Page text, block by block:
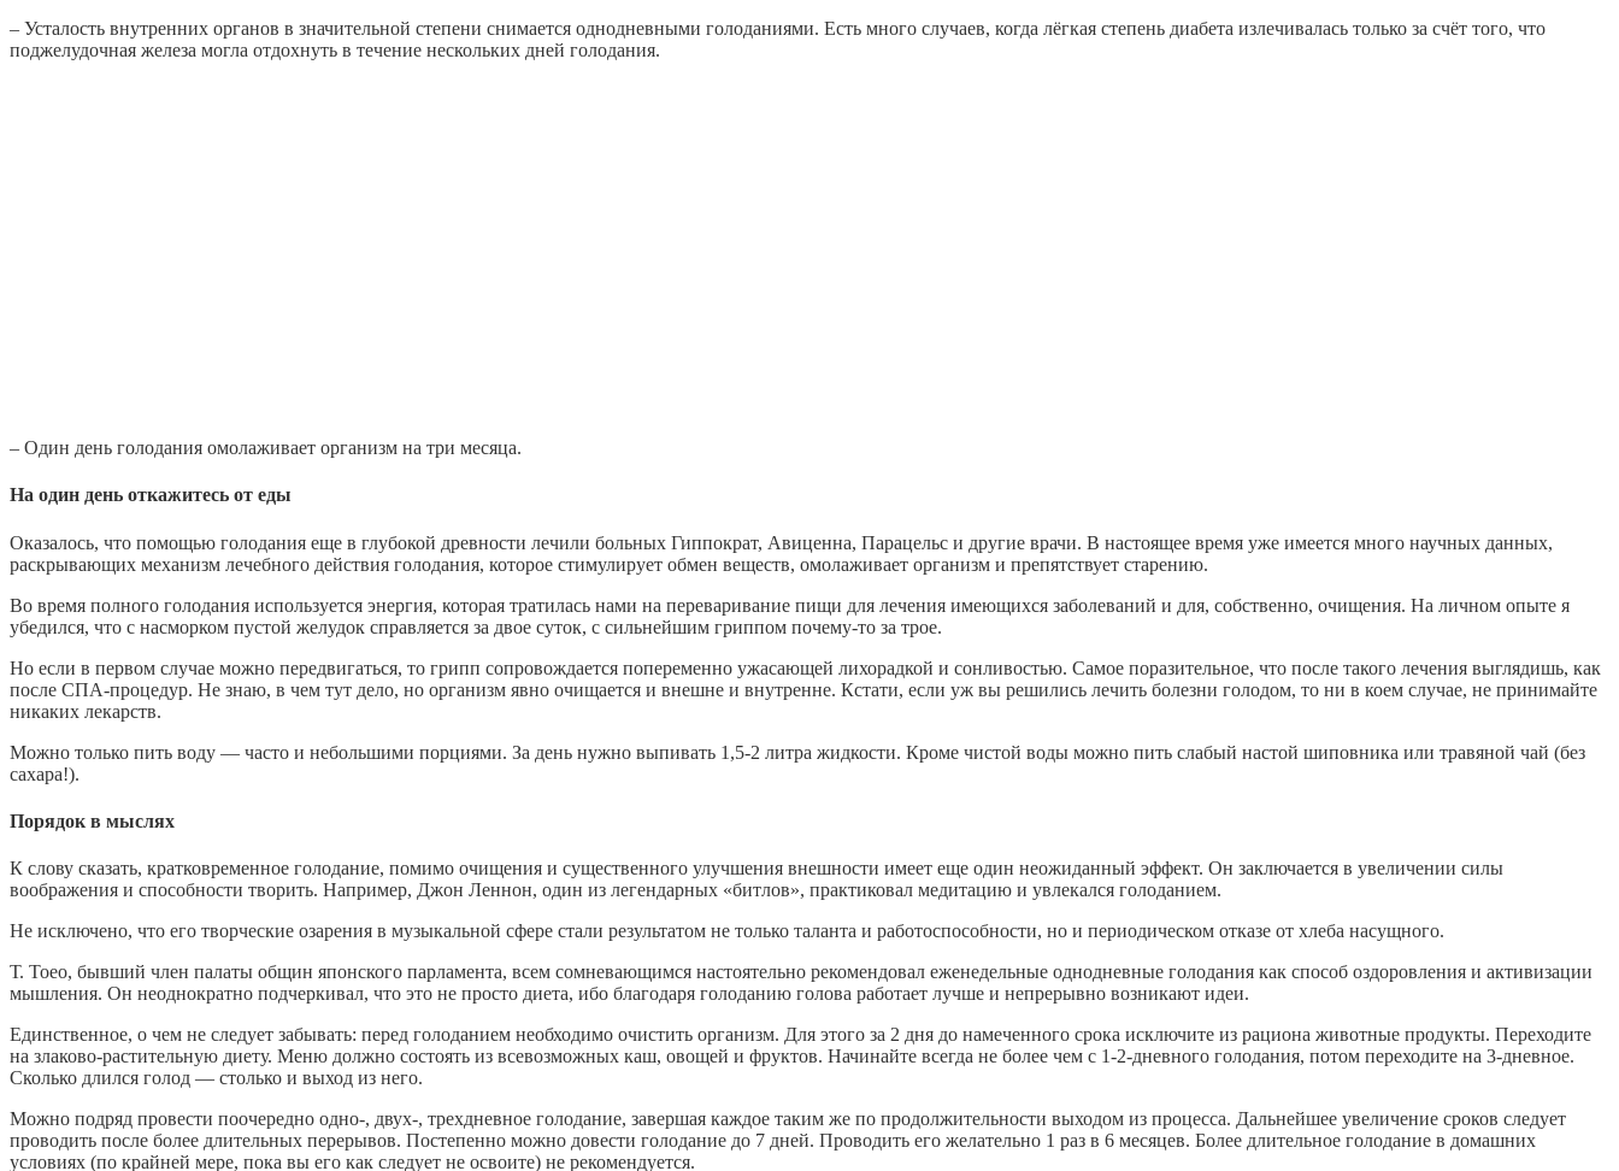
– Усталость внутренних органов в значительной степени снимается однодневными голоданиями. Есть много случаев, когда лёгкая степень диабета излечивалась только за счёт того, что
поджелудочная железа могла отдохнуть в течение нескольких дней голодания.
– Один день голодания омолаживает организм на три месяца.
На один день откажитесь от еды
Оказалось, что помощью голодания еще в глубокой древности лечили больных Гиппократ, Авиценна, Парацельс и другие врачи. В настоящее время уже имеется много научных данных,
раскрывающих механизм лечебного действия голодания, которое стимулирует обмен веществ, омолаживает организм и препятствует старению.
Во время полного голодания используется энергия, которая тратилась нами на переваривание пищи для лечения имеющихся заболеваний и для, собственно, очищения. На личном опыте я
убедился, что с насморком пустой желудок справляется за двое суток, с сильнейшим гриппом почему-то за трое.
Но если в первом случае можно передвигаться, то грипп сопровождается попеременно ужасающей лихорадкой и сонливостью. Самое поразительное, что после такого лечения выглядишь, как
после СПА-процедур. Не знаю, в чем тут дело, но организм явно очищается и внешне и внутренне. Кстати, если уж вы решились лечить болезни голодом, то ни в коем случае, не принимайте
никаких лекарств.
Можно только пить воду — часто и небольшими порциями. За день нужно выпивать 1,5-2 литра жидкости. Кроме чистой воды можно пить слабый настой шиповника или травяной чай (без
сахара!).
Порядок в мыслях
К слову сказать, кратковременное голодание, помимо очищения и существенного улучшения внешности имеет еще один неожиданный эффект. Он заключается в увеличении силы
воображения и способности творить. Например, Джон Леннон, один из легендарных «битлов», практиковал медитацию и увлекался голоданием.
Не исключено, что его творческие озарения в музыкальной сфере стали результатом не только таланта и работоспособности, но и периодическом отказе от хлеба насущного.
Т. Тоео, бывший член палаты общин японского парламента, всем сомневающимся настоятельно рекомендовал еженедельные однодневные голодания как способ оздоровления и активизации
мышления. Он неоднократно подчеркивал, что это не просто диета, ибо благодаря голоданию голова работает лучше и непрерывно возникают идеи.
Единственное, о чем не следует забывать: перед голоданием необходимо очистить организм. Для этого за 2 дня до намеченного срока исключите из рациона животные продукты. Переходите
на злаково-растительную диету. Меню должно состоять из всевозможных каш, овощей и фруктов. Начинайте всегда не более чем с 1-2-дневного голодания, потом переходите на 3-дневное.
Сколько длился голод — столько и выход из него.
Можно подряд провести поочередно одно-, двух-, трехдневное голодание, завершая каждое таким же по продолжительности выходом из процесса. Дальнейшее увеличение сроков следует
проводить после более длительных перерывов. Постепенно можно довести голодание до 7 дней. Проводить его желательно 1 раз в 6 месяцев. Более длительное голодание в домашних
условиях (по крайней мере, пока вы его как следует не освоите) не рекомендуется.